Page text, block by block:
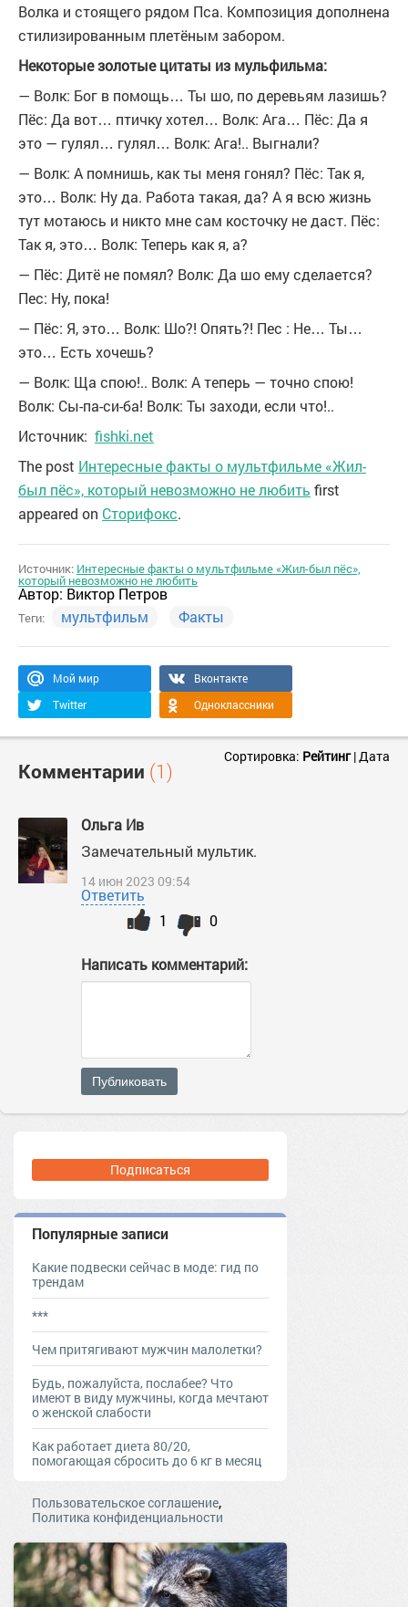
Волка и стоящего рядом Пса. Композиция дополнена
стилизированным плетёным забором.
Некоторые золотые цитаты из мульфильма:
— Волк: Бог в помощь… Ты шо, по деревьям лазишь?
Пёс: Да вот… птичку хотел… Волк: Ага… Пёс: Да я
это — гулял… гулял… Волк: Ага!.. Выгнали?
— Волк: А помнишь, как ты меня гонял? Пёс: Так я,
это… Волк: Ну да. Работа такая, да? А я всю жизнь
тут мотаюсь и никто мне сам косточку не даст. Пёс:
Так я, это… Волк: Теперь как я, а?
— Пёс: Дитё не помял? Волк: Да шо ему сделается?
Пес: Ну, пока!
— Пёс: Я, это… Волк: Шо?! Опять?! Пес : Не… Ты…
это… Есть хочешь?
— Волк: Ща спою!.. Волк: А теперь — точно спою!
Волк: Сы-па-си-ба! Волк: Ты заходи, если что!..
Источник: fishki.net
The post Интересные факты о мультфильме «Жил-
был пёс», который невозможно не любить first
appeared on Сторифокс.
Источник: Интересные факты о мультфильме «Жил-был пёс»,
который невозможно не любить
Автор:Виктор Петров
Теги: мультфильм Факты
Мой мир
Вконтакте
Twitter
Одноклассники
Комментарии (1)
Сортировка: Рейтинг|Дата
Ольга Ив
Замечательный мультик.
14 июн 2023 09:54
Ответить
0
1
Написать комментарий:
Публиковать
Подписаться
Популярные записи
Какие подвески сейчас в моде: гид по
трендам
***
Чем притягивают мужчин малолетки?
Будь, пожалуйста, послабее? Что
имеют в виду мужчины, когда мечтают
о женской слабости
Как работает диета 80/20,
помогающая сбросить до 6 кг в месяц
Пользовательское соглашение,
Политика конфиденциальности